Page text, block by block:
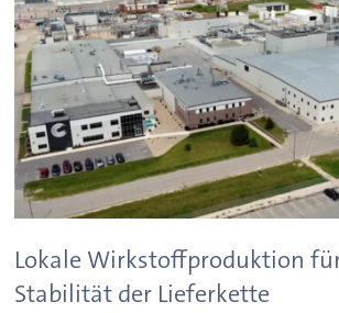
Lokale Wirkstoffproduktion
Stabilität der Lieferkette